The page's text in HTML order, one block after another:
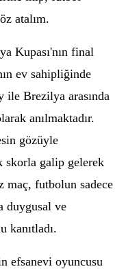
atalım.
Kupası'nın final
ev sahipliğinde
ile Brezilya arasında
anılmaktadır.
gözüyle
skorla galip gelerek
futbolun sadece
duygusal ve
kanıtladı.
efsanevi oyuncusu